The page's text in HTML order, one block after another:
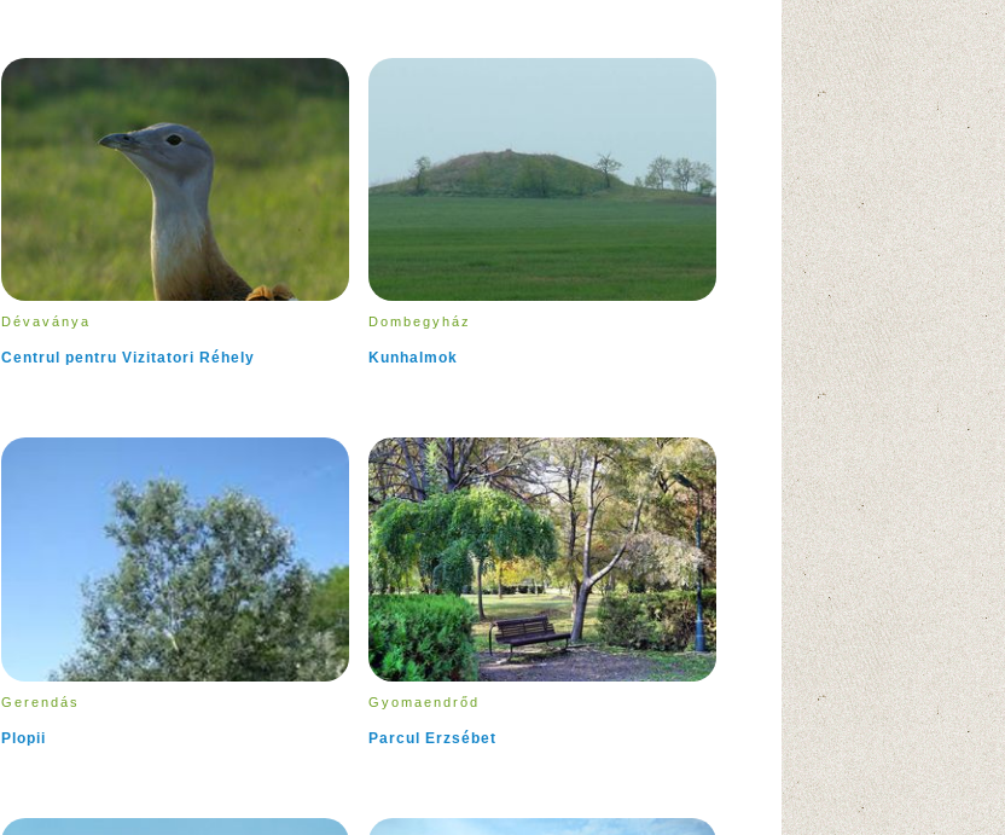
Dévaványa
Centrul pentru Vizitatori Réhely
Dombegyház
Kunhalmok
Gerendás
Plopii
Gyomaendrőd
Parcul Erzsébet